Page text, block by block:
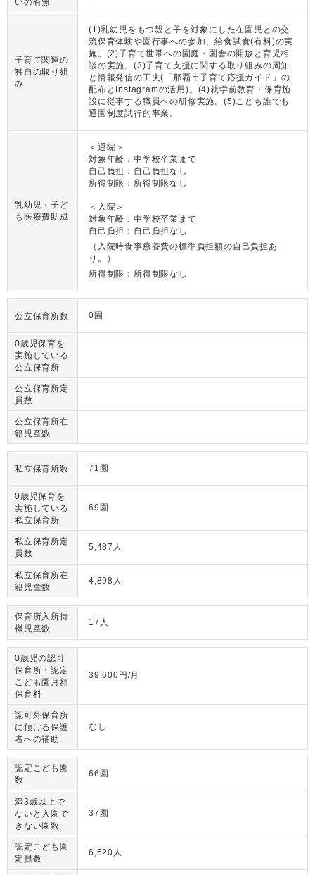
いの有無
子育て関連の
独自の取り組
み
(1)乳幼児をもつ親と子を対象にした在園児との交
流保育体験や園行事への参加、給食試食(有料)の実
施。(2)子育て世帯への園庭・園舎の開放と育児相
談の実施。(3)子育て支援に関する取り組みの周知
と情報発信の工夫(「那覇市子育て応援ガイド」の
配布とInstagramの活用)。(4)就学前教育・保育施
設に従事する職員への研修実施。(5)こども誰でも
通園制度試行的事業。
乳幼児・子ど
も医療費助成
＜通院＞
対象年齢：中学校卒業まで
自己負担：自己負担なし
所得制限：所得制限なし
＜入院＞
対象年齢：中学校卒業まで
自己負担：自己負担なし
（入院時食事療養費の標準負担額の自己負担あ
り。）
所得制限：所得制限なし
公立保育所数 0園
0歳児保育を
実施している
公立保育所
公立保育所定
員数
公立保育所在
籍児童数
私立保育所数 71園
0歳児保育を
実施している
私立保育所
69園
私立保育所定
員数
5,487人
私立保育所在
籍児童数
4,898人
保育所入所待
機児童数
17人
0歳児の認可
保育所・認定
こども園月額
保育料
39,600円/月
認可外保育所
に預ける保護
者への補助
なし
認定こども園
数
66園
満3歳以上で
ないと入園で
きない園数
37園
認定こども園
定員数
6,520人